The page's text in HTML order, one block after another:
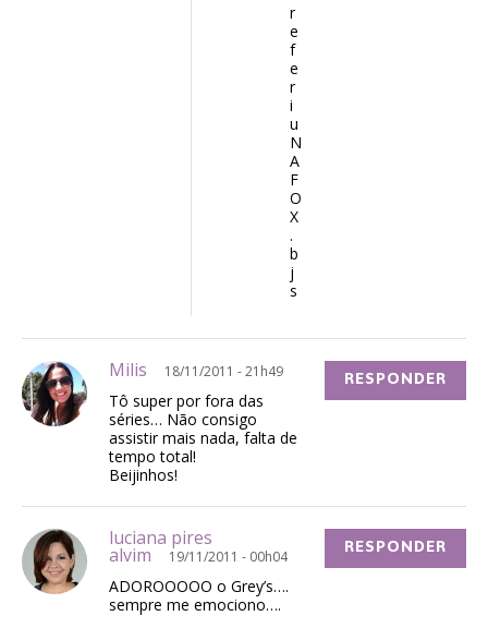
r
e
f
e
r
i
u
N
A
F
O
X
.
b
j
s
Milis 18/11/2011 - 21h49
Tô super por fora das
séries… Não consigo
assistir mais nada, falta de
tempo total!
Beijinhos!
RESPONDER
luciana pires
alvim 19/11/2011 - 00h04
ADOROOOOO o Grey’s….
sempre me emociono….
RESPONDER